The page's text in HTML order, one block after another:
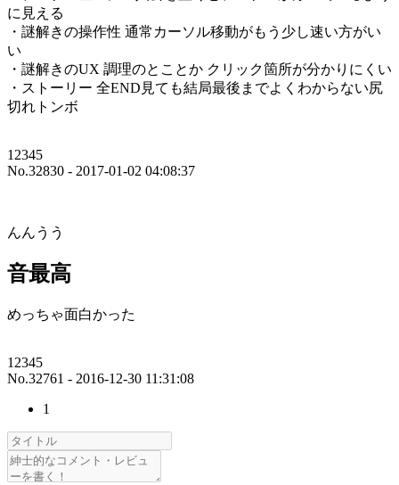
に見える
・謎解きの操作性 通常カーソル移動がもう少し速い方がい
い
・謎解きのUX 調理のとことか クリック箇所が分かりにくい
・ストーリー 全END見ても結局最後までよくわからない尻
切れトンボ
12345
No.32830 - 2017-01-02 04:08:37
んんうう
音最高
めっちゃ面白かった
12345
No.32761 - 2016-12-30 11:31:08
1